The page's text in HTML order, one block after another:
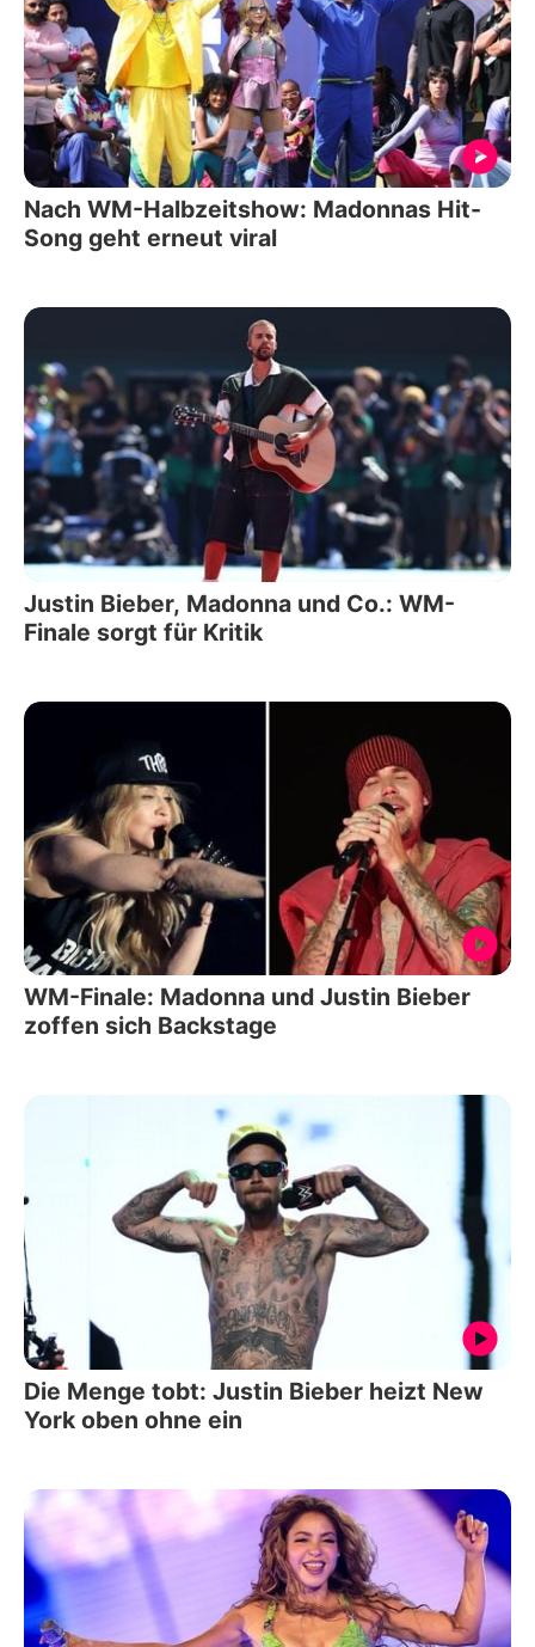
Nach WM-Halbzeitshow: Madonnas Hit-
Song geht erneut viral
Justin Bieber, Madonna und Co.: WM-
Finale sorgt für Kritik
WM-Finale: Madonna und Justin Bieber
zoffen sich Backstage
Die Menge tobt: Justin Bieber heizt New
York oben ohne ein